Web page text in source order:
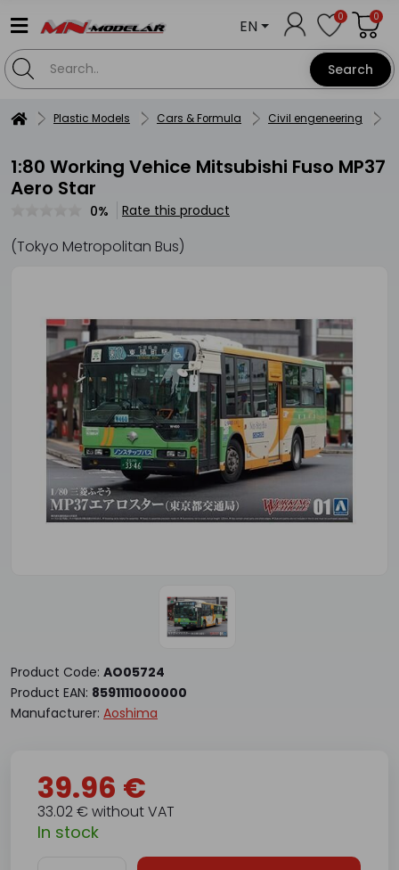
Search
EN 0 0
Plastic Models Cars & Formula Civil engeneering
1:80 Working Vehice Mitsubishi Fuso MP37
Aero Star
0% Rate this product
(Tokyo Metropolitan Bus)
Product Code: AO05724
Product EAN: 8591111000000
Manufacturer: Aoshima
39.96 €
33.02 € without VAT
In stock